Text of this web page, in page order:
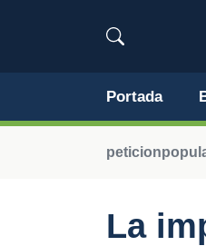
Portada
La